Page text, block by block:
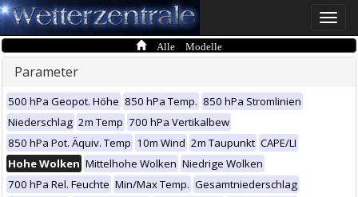
Toggle
Alle Modelle
Parameter
500 hPa Geopot. Höhe 850 hPa Temp. 850 hPa Stromlinien
Niederschlag 2m Temp 700 hPa Vertikalbew
850 hPa Pot. Äquiv. Temp 10m Wind 2m Taupunkt CAPE/LI
Hohe Wolken Mittelhohe Wolken Niedrige Wolken
700 hPa Rel. Feuchte Min/Max Temp. Gesamtniederschlag